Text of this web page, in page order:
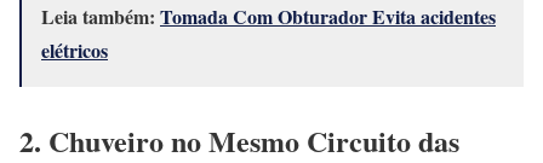
Leia também: Tomada Com Obturador Evita acidentes
elétricos
2. Chuveiro no Mesmo Circuito das